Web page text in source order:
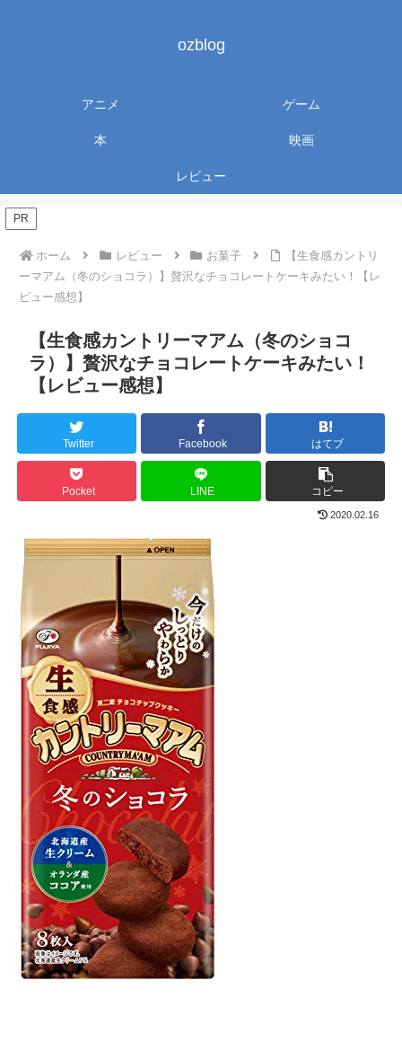
ozblog
アニメ ゲーム
本 映画
レビュー
ホーム レビュー お菓子
【生食感カントリ
ーマアム（冬のショコラ）】贅沢なチョコレートケーキみたい！【レ
ビュー感想】
PR
【生食感カントリーマアム（冬のショコ
ラ）】贅沢なチョコレートケーキみたい！
【レビュー感想】
Twitter Facebook はてブ
Pocket LINE コピー
2020.02.16